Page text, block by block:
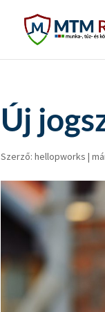
Új
Szerző: hellopworks |